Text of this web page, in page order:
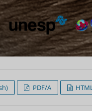
PDF/A HTML